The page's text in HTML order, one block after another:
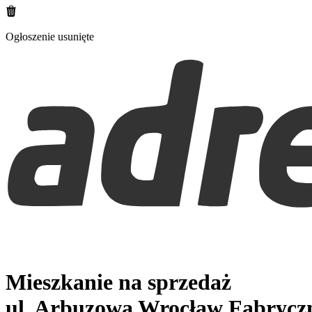
Ogłoszenie usunięte
Mieszkanie na sprzedaż